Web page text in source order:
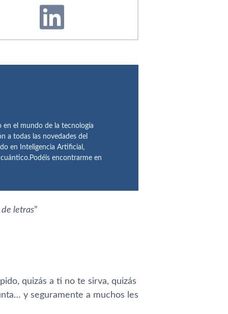
el mundo de la tecnología
a todas las novedades del
en Inteligencia Artificial,
encontrarme en
letras”
quizás a ti no te sirva, quizás
y seguramente a muchos les